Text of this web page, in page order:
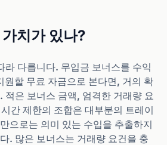
치가 있나?
라 다릅니다. 무입금 보너스를 수익
원할 무료 자금으로 본다면, 거의 확
적은 보너스 금액, 엄격한 거래량 요
간 제한의 조합은 대부분의 트레이
으로는 의미 있는 수입을 추출하지
. 많은 보너스는 거래량 요건을 충